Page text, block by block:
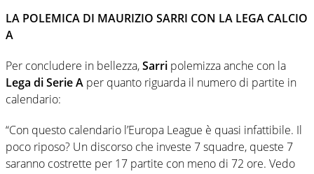
LA POLEMICA DI MAURIZIO SARRI CON LA LEGA CALCIO
A
Per concludere in bellezza,Sarri polemizza anche con la
Lega di Serie A per quanto riguarda il numero di partite in
calendario:
“Con questo calendario l’Europa League è quasi infattibile. Il
poco riposo? Un discorso che investe 7 squadre, queste 7
saranno costrette per 17 partite con meno di 72 ore. Vedo